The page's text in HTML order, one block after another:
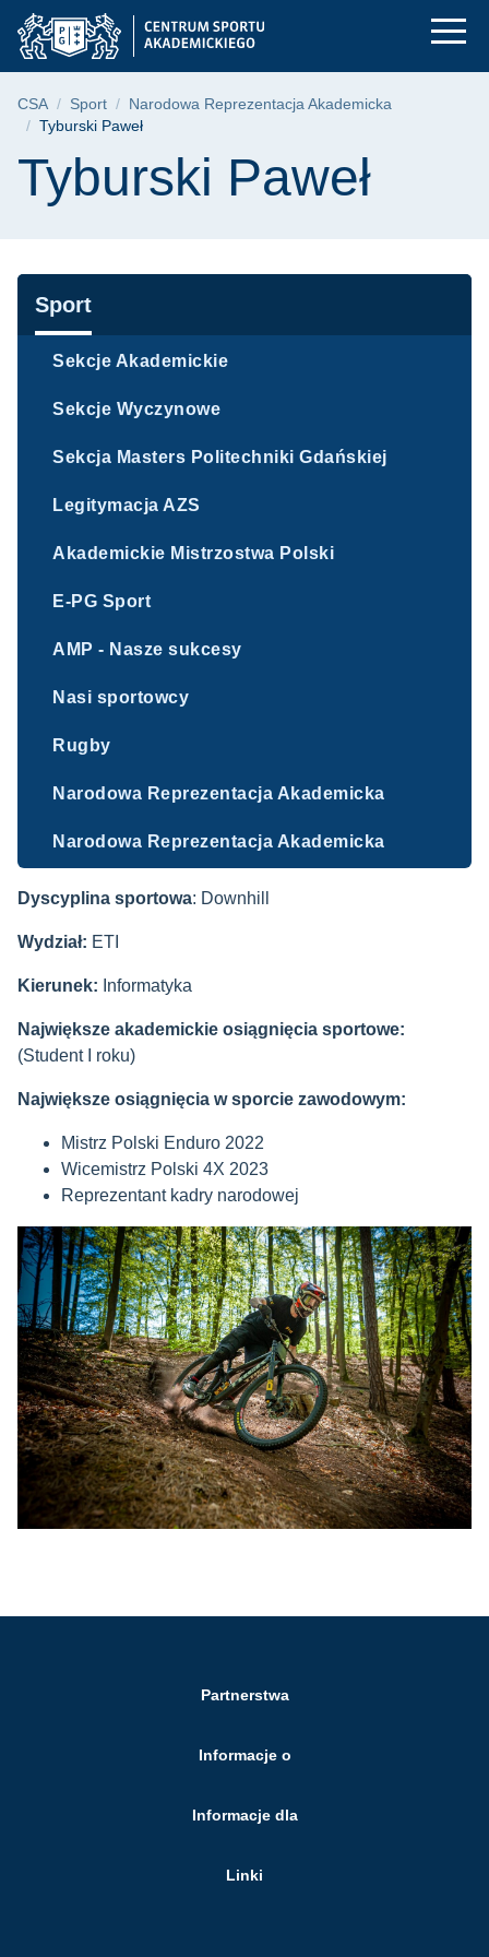
Przejdź
do
menu
Przejdź
do
wyszukiwarki
Przejdź
do
treści
Tyburski Paweł |
Ścieżka nawigacyjna
CSA Sport
Narodowa Reprezentacja Akademicka
Tyburski Paweł
Treść strony
Tyburski Paweł
Nawigacja
Sport
Sekcje Akademickie
Sekcje Wyczynowe
Sekcja Masters Politechniki Gdańskiej
Legitymacja AZS
Akademickie Mistrzostwa Polski
E-PG Sport
AMP - Nasze sukcesy
Nasi sportowcy
Rugby
Narodowa Reprezentacja Akademicka
Narodowa Reprezentacja Akademicka
Dyscyplina sportowa: Downhill
Wydział: ETI
Kierunek: Informatyka
Największe akademickie osiągnięcia sportowe:
(Student I roku)
Największe osiągnięcia w sporcie zawodowym:
Mistrz Polski Enduro 2022
Wicemistrz Polski 4X 2023
Reprezentant kadry narodowej
Partnerstwa
Informacje o
Informacje dla
Linki